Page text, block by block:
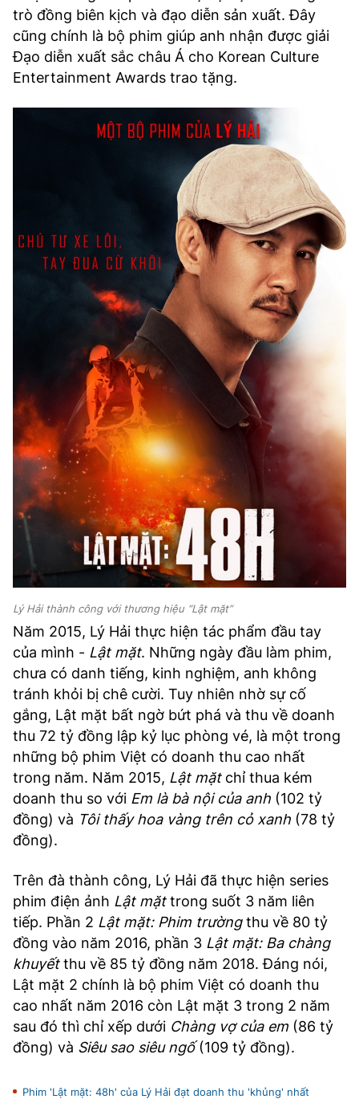
trò đồng biên kịch và đạo diễn sản xuất. Đây
cũng chính là bộ phim giúp anh nhận được giải
Đạo diễn xuất sắc châu Á cho Korean Culture
Entertainment Awards trao tặng.
Lý Hải thành công với thương hiệu “Lật mặt”
Năm 2015, Lý Hải thực hiện tác phẩm đầu tay
của mình - Lật mặt. Những ngày đầu làm phim,
chưa có danh tiếng, kinh nghiệm, anh không
tránh khỏi bị chê cười. Tuy nhiên nhờ sự cố
gắng, Lật mặt bất ngờ bứt phá và thu về doanh
thu 72 tỷ đồng lập kỷ lục phòng vé, là một trong
những bộ phim Việt có doanh thu cao nhất
trong năm. Năm 2015, Lật mặtchỉ thua kém
doanh thu so với Em là bà nội của anh (102 tỷ
đồng) và Tôi thấy hoa vàng trên cỏ xanh (78 tỷ
đồng).
Trên đà thành công, Lý Hải đã thực hiện series
phim điện ảnh Lật mặttrong suốt 3 năm liên
tiếp. Phần 2 Lật mặt: Phim trườngthu về 80 tỷ
đồng vào năm 2016, phần 3 Lật mặt: Ba chàng
khuyếtthu về 85 tỷ đồng năm 2018. Đáng nói,
Lật mặt 2 chính là bộ phim Việt có doanh thu
cao nhất năm 2016 còn Lật mặt 3 trong 2 năm
sau đó thì chỉ xếp dưới Chàng vợ của em (86 tỷ
đồng) và Siêu sao siêu ngố(109 tỷ đồng).
Phim 'Lật mặt: 48h' của Lý Hải đạt doanh thu 'khủng' nhất